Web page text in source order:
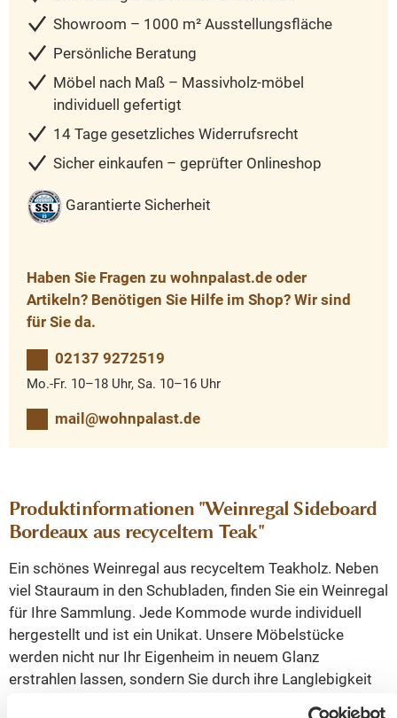
Showroom – 1000 m² Ausstellungsfläche
Persönliche Beratung
Möbel nach Maß – Massivholz-möbel
individuell gefertigt
14 Tage gesetzliches Widerrufsrecht
Sicher einkaufen – geprüfter Onlineshop
Garantierte Sicherheit
Haben Sie Fragen zu wohnpalast.de oder
Artikeln? Benötigen Sie Hilfe im Shop? Wir sind
für Sie da.
02137 9272519
Mo.-Fr. 10–18 Uhr, Sa. 10–16 Uhr
mail@wohnpalast.de
Produktinformationen "Weinregal Sideboard
Bordeaux aus recyceltem Teak"
Ein schönes Weinregal aus recyceltem Teakholz. Neben
viel Stauraum in den Schubladen, finden Sie ein Weinregal
für Ihre Sammlung. Jede Kommode wurde individuell
hergestellt und ist ein Unikat. Unsere Möbelstücke
werden nicht nur Ihr Eigenheim in neuem Glanz
erstrahlen lassen, sondern Sie durch ihre Langlebigkeit